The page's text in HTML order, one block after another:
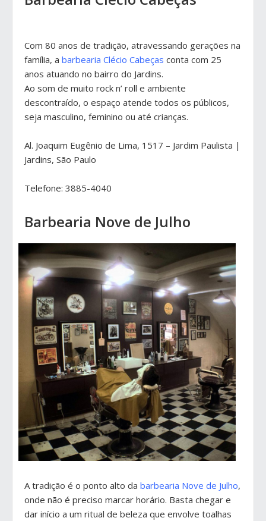
Com 80 anos de tradição, atravessando gerações na
família, a barbearia Clécio Cabeças conta com 25
anos atuando no bairro do Jardins.
Ao som de muito rock n’ roll e ambiente
descontraído, o espaço atende todos os públicos,
seja masculino, feminino ou até crianças.
Al. Joaquim Eugênio de Lima, 1517 – Jardim Paulista |
Jardins, São Paulo
Telefone: 3885-4040
Barbearia Nove de Julho
A tradição é o ponto alto da barbearia Nove de Julho,
onde não é preciso marcar horário. Basta chegar e
dar início a um ritual de beleza que envolve toalhas